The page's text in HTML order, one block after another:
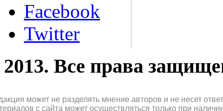
Facebook
Twitter
2013. Все права
может не разделять мнение авторов и не несет
с сайта может осуществляться только при